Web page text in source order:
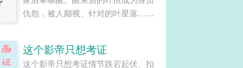
仇怨，被人鄙视、针对的叶星落……
子……整个京城都知道叶家那个在乡
这个影帝只想考证
这个影帝只想考证情节跌宕起伏、扣